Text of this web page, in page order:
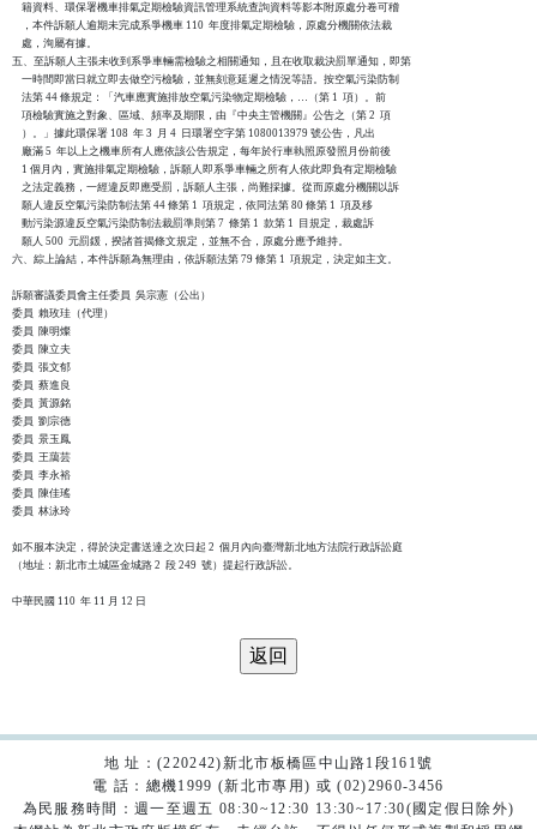
    籍資料、環保署機車排氣定期檢驗資訊管理系統查詢資料等影本附原處分卷可稽
    ，本件訴願人逾期未完成系爭機車 110  年度排氣定期檢驗，原處分機關依法裁
    處，洵屬有據。
五、至訴願人主張未收到系爭車輛需檢驗之相關通知，且在收取裁決罰單通知，即第
    一時間即當日就立即去做空污檢驗，並無刻意延遲之情況等語。按空氣污染防制
    法第 44 條規定：「汽車應實施排放空氣污染物定期檢驗，…（第 1  項）。前
    項檢驗實施之對象、區域、頻率及期限，由『中央主管機關』公告之（第 2  項
    ）。」據此環保署 108  年 3  月 4  日環署空字第 1080013979 號公告，凡出
    廠滿 5  年以上之機車所有人應依該公告規定，每年於行車執照原發照月份前後
    1 個月內，實施排氣定期檢驗，訴願人即系爭車輛之所有人依此即負有定期檢驗
    之法定義務，一經違反即應受罰，訴願人主張，尚難採據。從而原處分機關以訴
    願人違反空氣污染防制法第 44 條第 1  項規定，依同法第 80 條第 1  項及移
    動污染源違反空氣污染防制法裁罰準則第 7  條第 1  款第 1  目規定，裁處訴
    願人 500  元罰鍰，揆諸首揭條文規定，並無不合，原處分應予維持。
六、綜上論結，本件訴願為無理由，依訴願法第 79 條第 1  項規定，決定如主文。
訴願審議委員會主任委員  吳宗憲（公出）
委員  賴玫珪（代理）
委員  陳明燦
委員  陳立夫
委員  張文郁
委員  蔡進良
委員  黃源銘
委員  劉宗德
委員  景玉鳳
委員  王藹芸
委員  李永裕
委員  陳佳瑤
委員  林泳玲
如不服本決定，得於決定書送達之次日起 2  個月內向臺灣新北地方法院行政訴訟庭
（地址：新北市土城區金城路 2  段 249  號）提起行政訴訟。
地 址：(220242)新北市板橋區中山路1段161號
電 話：總機1999 (新北市專用) 或 (02)2960-3456
為民服務時間：週一至週五 08:30~12:30 13:30~17:30(國定假日除外)